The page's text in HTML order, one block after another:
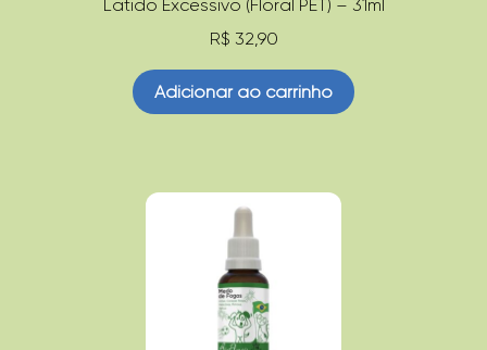
Latido Excessivo (Floral PET) – 31ml
R$ 32,90
Adicionar ao carrinho